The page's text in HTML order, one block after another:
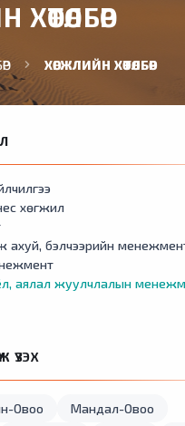
ХӨГЖЛИЙН ХӨТӨЛБӨР
хөгжил
ахуй, бэлчээрийн
аялал жуулчлалын
ҮЗЭХ
Овоо
Мандал-Овоо